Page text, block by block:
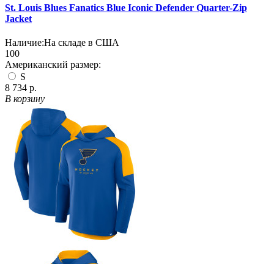
St. Louis Blues Fanatics Blue Iconic Defender Quarter-Zip
Jacket
Наличие:На складе в США
100
Американский размер:
S
8 734 р.
В корзину